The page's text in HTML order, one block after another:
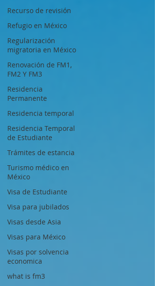
Recurso de revisión
Refugio en México
Regularización
migratoria en México
Renovación de FM1,
FM2 Y FM3
Residencia
Permanente
Residencia temporal
Residencia Temporal
de Estudiante
Trámites de estancia
Turismo médico en
México
Visa de Estudiante
Visa para jubilados
Visas desde Asia
Visas para México
Visas por solvencia
economica
what is fm3